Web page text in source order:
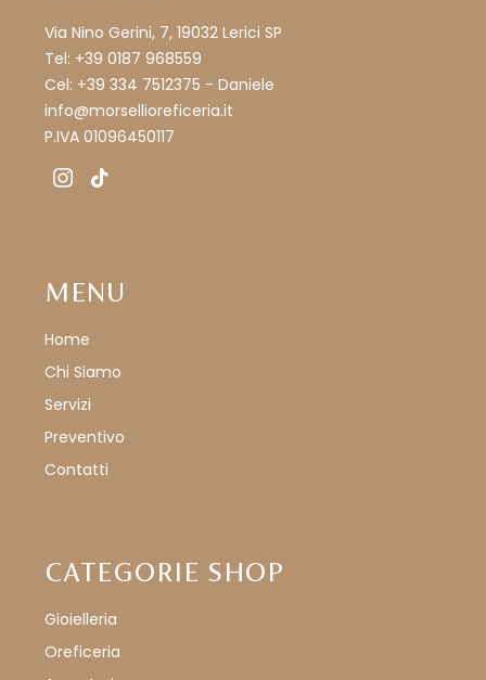
Via Nino Gerini, 7, 19032 Lerici SP
Tel: +39 0187 968559
Cel: +39 334 7512375 - Daniele
info@morsellioreficeria.it
P.IVA 01096450117
instagram
tiktok
MENU
Home
Chi Siamo
Servizi
Preventivo
Contatti
CATEGORIE SHOP
Gioielleria
Oreficeria